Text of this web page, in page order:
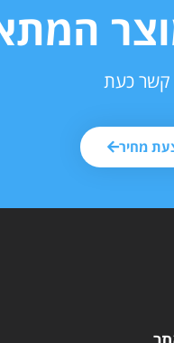
קשר כעת
מחיר